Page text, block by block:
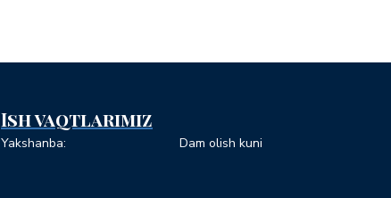
Ish vaqtlarimiz
Yakshanba: Dam olish kuni